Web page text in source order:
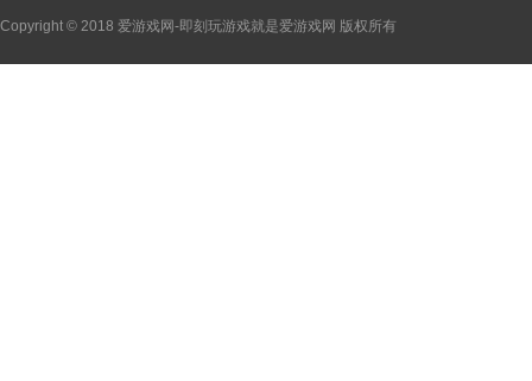
Copyright © 2018 爱游戏网-即刻玩游戏就是爱游戏网 版权所有